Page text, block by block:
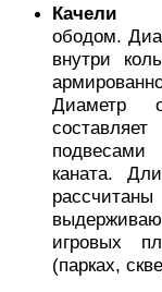
Качели
ободом.
внутри
Диаметр
подвесами
каната.
игровых
(парках,